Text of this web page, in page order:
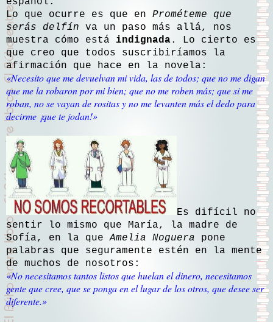
Lo que ocurre es que en Prométeme que
serás delfín va un paso más allá, nos
muestra cómo está indignada. Lo cierto es
que creo que todos suscribiríamos la
afirmación que hace en la novela:
«Necesito que me devuelvan mi vida, las de todos; que no me digan
que me la robaron por mi bien; que no me roben más; que si me
roban, no se vayan de rositas y no me levanten más el dedo para
decirme ¡que te jodan!»
Es difícil no
sentir lo mismo que María, la madre de
Sofía, en la queAmelia Noguera pone
palabras que seguramente estén en la mente
de muchos de nosotros:
«No necesitamos tantos listos que huelan el dinero, necesitamos
gente que cree, que se ponga en el lugar de los otros, que desee ser
diferente.»